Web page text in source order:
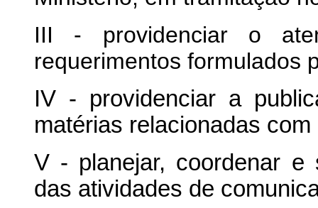
III - providenciar o
requerimentos formulados
IV - providenciar a
matérias relacionadas
V - planejar, coordenar e
das atividades de